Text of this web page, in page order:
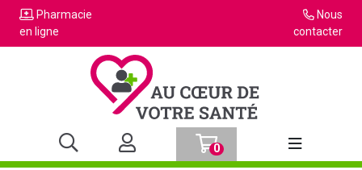
Pharmacie
en ligne
Nous
contacter
0
Afficher la